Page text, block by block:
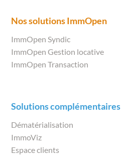
Nos solutions ImmOpen
ImmOpen Syndic
ImmOpen Gestion locative
ImmOpen Transaction
Solutions complémentaires
Dématérialisation
ImmoViz
Espace clients